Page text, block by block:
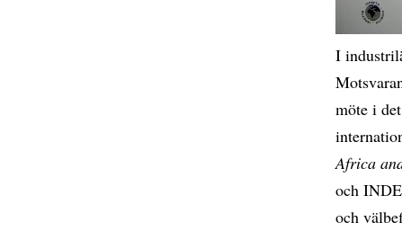
I
möte i
Africa
och
och